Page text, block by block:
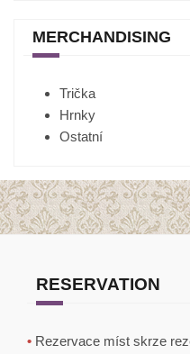
MERCHANDISING
Trička
Hrnky
Ostatní
RESERVATION
• Rezervace míst skrze